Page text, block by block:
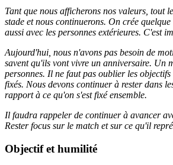
Tant que nous afficherons nos valeurs, tout
stade et nous continuerons. On crée
aussi avec les personnes extérieures. C'est
Aujourd'hui, nous n'avons pas besoin de
savent qu'ils vont vivre un anniversaire. Un
personnes. Il ne faut pas oublier les objectifs
fixés. Nous devons continuer à rester dans
rapport à ce qu'on s'est fixé ensemble.
Il faudra rappeler de continuer à avancer
Rester focus sur le match et sur ce qu'il
Objectif et humilité